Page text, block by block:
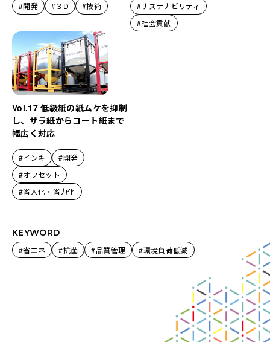
#開発 #３D #技術
#サステナビリティ
#社会貢献
Vol.17 低級紙の紙ムケを抑制
し、ザラ紙からコート紙まで
幅広く対応
#インキ
#開発
#オフセット
#省人化・省力化
KEYWORD
#省エネ #抗菌 #品質管理 #環境負荷低減